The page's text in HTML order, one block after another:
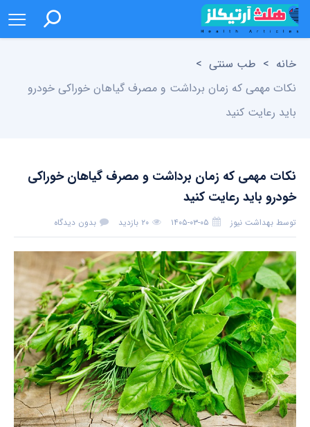
خانه > طب سنتی >
نکات مهمی که زمان برداشت و مصرف گیاهان خوراکی خودرو
باید رعایت کنید
نکات مهمی که زمان برداشت و مصرف گیاهان خوراکی
خودرو باید رعایت کنید
توسط بهداشت نیوز ۱۴۰۵-۰۳-۰۵ ۲۰ بازدید بدون دیدگاه